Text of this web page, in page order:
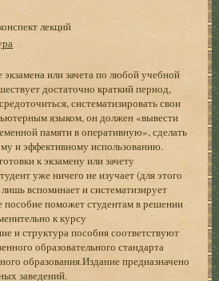
лекций
или зачета по любой учебной
достаточно краткий период,
систематизировать свои
языком, он должен «вывести
памяти в оперативную», сделать
и эффективному использованию.
к экзамену или зачету
уже ничего не изучает (для этого
вспоминает и систематизирует
пособие поможет студентам в решении
к курсу
и структура пособия соответствуют
образовательного стандарта
образования.Издание предназначено
заведений.